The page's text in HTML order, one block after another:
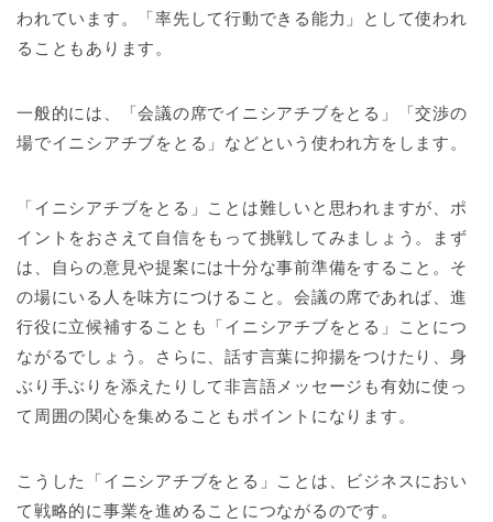
われています。「率先して行動できる能力」として使われ
ることもあります。
一般的には、「会議の席でイニシアチブをとる」「交渉の
場でイニシアチブをとる」などという使われ方をします。
「イニシアチブをとる」ことは難しいと思われますが、ポ
イントをおさえて自信をもって挑戦してみましょう。まず
は、自らの意見や提案には十分な事前準備をすること。そ
の場にいる人を味方につけること。会議の席であれば、進
行役に立候補することも「イニシアチブをとる」ことにつ
ながるでしょう。さらに、話す言葉に抑揚をつけたり、身
ぶり手ぶりを添えたりして非言語メッセージも有効に使っ
て周囲の関心を集めることもポイントになります。
こうした「イニシアチブをとる」ことは、ビジネスにおい
て戦略的に事業を進めることにつながるのです。